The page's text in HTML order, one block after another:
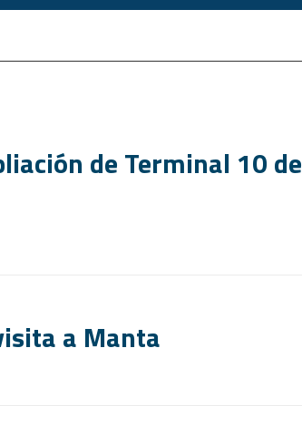
de Terminal 10 de
a Manta